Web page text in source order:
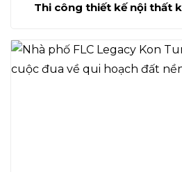
Thi công thiết kế nội thất